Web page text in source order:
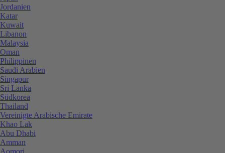
Jordanien
Katar
Kuwait
Libanon
Malaysia
Oman
Philippinen
Saudi Arabien
Singapur
Sri Lanka
Südkorea
Thailand
Vereinigte Arabische Emirate
Khao Lak
Abu Dhabi
Amman
Aomori